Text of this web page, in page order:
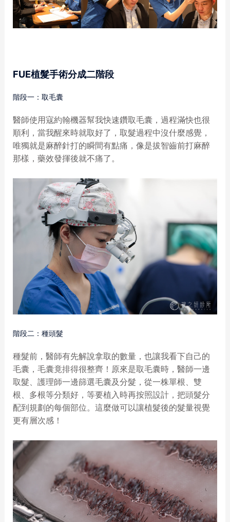
FUE植髮手術分成二階段
階段一：取毛囊
醫師使用寇約翰機器幫我快速鑽取毛囊，過程滿快也很
順利，當我醒來時就取好了，取髮過程中沒什麼感覺，
唯獨就是麻醉針打的瞬間有點痛，像是拔智齒前打麻醉
那樣，藥效發揮後就不痛了。
階段二：種頭髮
種髮前，醫師有先解說拿取的數量，也讓我看下自己的
毛囊，毛囊竟排得很整齊！原來是取毛囊時，醫師一邊
取髮、護理師一邊篩選毛囊及分髮，從一株單根、雙
根、多根等分類好，等要植入時再按照設計，把頭髮分
配到規劃的每個部位。這麼做可以讓植髮後的髮量視覺
更有層次感！